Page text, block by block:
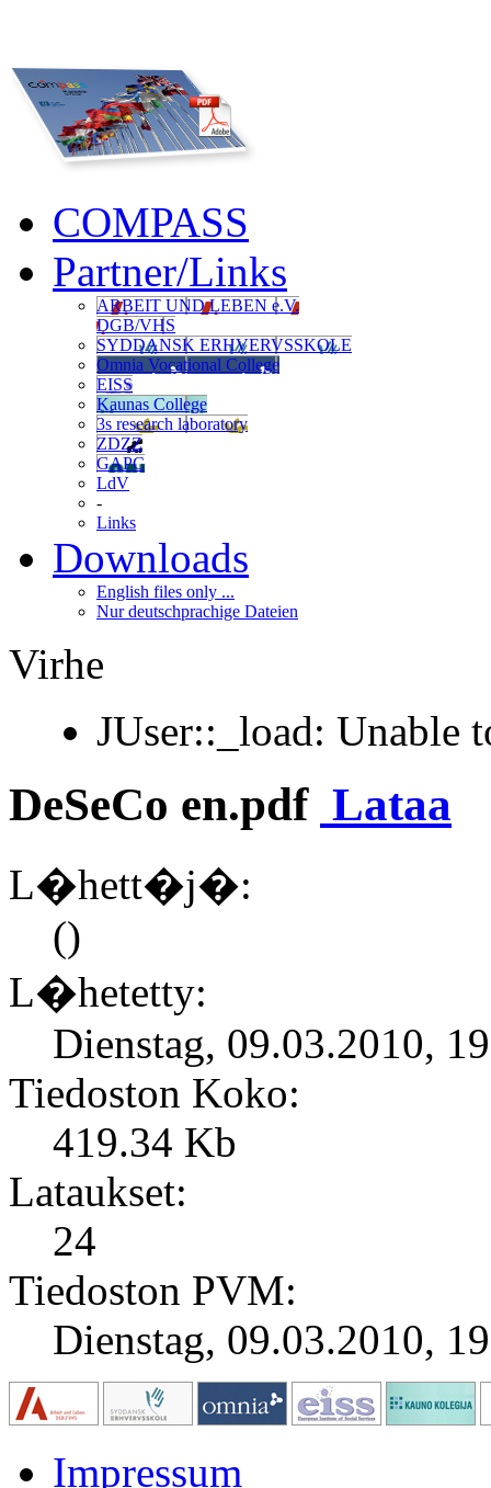
COMPASS
Partner/Links
ARBEIT UND LEBEN e.V.
DGB/VHS
SYDDANSK ERHVERVSSKOLE
Omnia Vocational College
EISS
Kaunas College
3s research laboratory
ZDZZ
GAPC
LdV
-
Links
Downloads
English files only ...
Nur deutschprachige Dateien
Virhe
JUser::_load: Unable
DeSeCo en.pdf Lataa
L�hett�j�:
()
L�hetetty:
Dienstag, 09.03.2010,
Tiedoston Koko:
419.34 Kb
Lataukset:
24
Tiedoston PVM:
Dienstag, 09.03.2010,
Impressum